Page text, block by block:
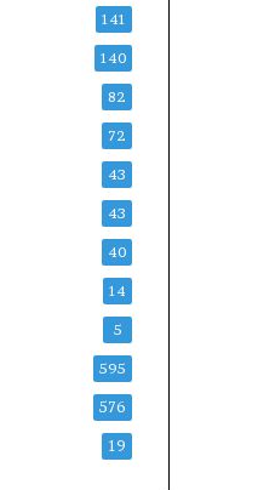
141
140
82
72
43
43
40
14
5
595
576
19